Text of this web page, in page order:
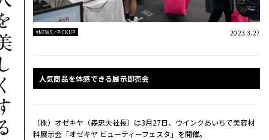
#NEWS／PICKUP 2023.3.27
人気商品を体感できる展示即売会
（株）オゼキヤ（森忠夫社長）は3月27日、ウインクあいちで美容材
料展示会「オゼキヤ ビューティーフェスタ」を開催。